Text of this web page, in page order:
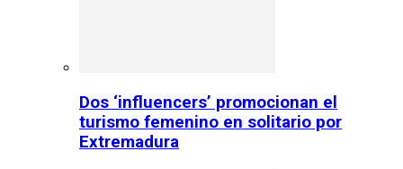
Dos ‘influencers’ promocionan el
turismo femenino en solitario por
Extremadura